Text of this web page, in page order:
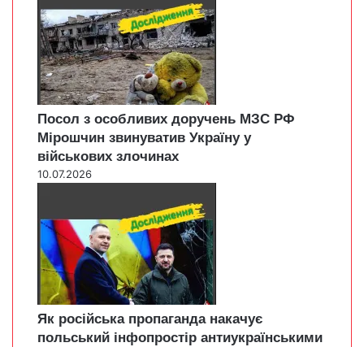
Посол з особливих доручень МЗС РФ
Мірошчин звинуватив Україну у
військових злочинах
10.07.2026
Як російська пропаганда накачує
польський інфопростір антиукраїнськими